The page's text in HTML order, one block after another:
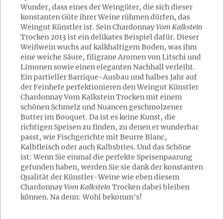
Wunder, dass eines der Weingüter, die sich dieser
konstanten Güte ihrer Weine rühmen dürfen, das
Weingut Künstler ist. Sein ChardonnayVom Kalkstein
Trocken 2013 ist ein delikates Beispiel dafür. Dieser
Weißwein wuchs auf kalkhaltigem Boden, was ihm
eine weiche Säure, filigrane Aromen von Litschi und
Limonen sowie einen eleganten Nachhall verleiht.
Ein partieller Barrique-Ausbau und halbes Jahr auf
der Feinhefe perfektionieren den Weingut Künstler
Chardonnay Vom Kalkstein Trocken mit einem
schönen Schmelz und Nuancen geschmolzener
Butter im Bouquet. Da ist es keine Kunst, die
richtigen Speisen zu finden, zu denen er wunderbar
passt, wie Fischgerichte mit Beurre Blanc,
Kalbfleisch oder auch Kalbsbries. Und das Schöne
ist: Wenn Sie einmal die perfekte Speisenpaarung
gefunden haben, werden Sie sie dank der konstanten
Qualität der Künstler-Weine wie eben diesem
ChardonnayVom Kalkstein Trocken dabei bleiben
können. Na denn: Wohl bekomm's!